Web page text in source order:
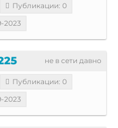
Публикации: 0
2023
не в сети давно
Публикации: 0
2023